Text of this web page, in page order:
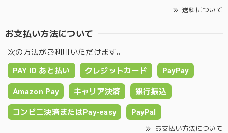
送料について
お支払い方法について
次の方法がご利用いただけます。
PAY ID あと払い クレジットカード PayPay
Amazon Pay キャリア決済 銀行振込
コンビニ決済またはPay-easy PayPal
お支払い方法について